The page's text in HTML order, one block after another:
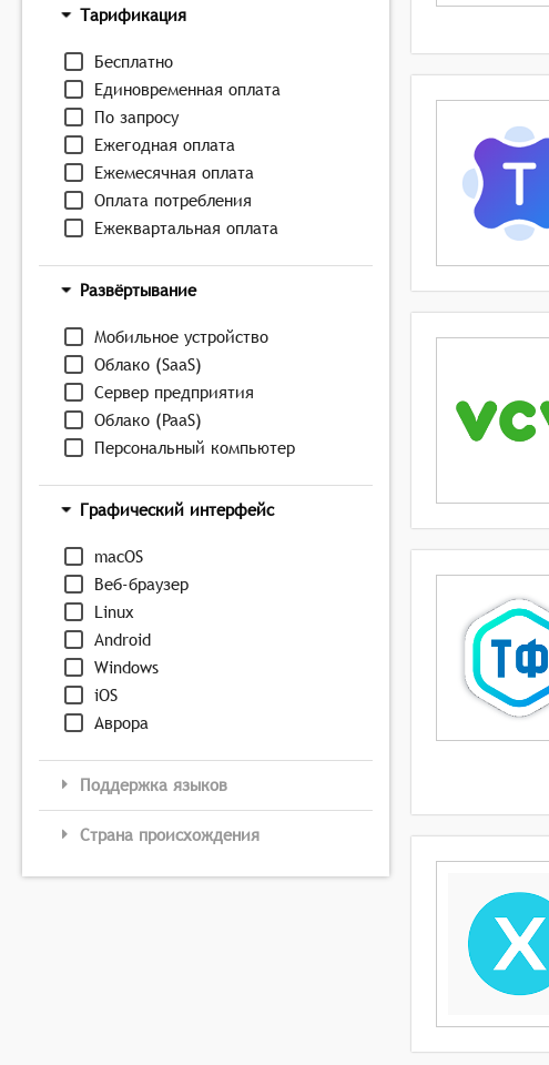
Тарификация
Бесплатно
Единовременная оплата
По запросу
Ежегодная оплата
Ежемесячная оплата
Оплата потребления
Ежеквартальная оплата
Развёртывание
Мобильное устройство
Облако (SaaS)
Сервер предприятия
Облако (PaaS)
Персональный компьютер
Графический интерфейс
macOS
Веб-браузер
Linux
Android
Windows
iOS
Аврора
Поддержка языков
Страна происхождения